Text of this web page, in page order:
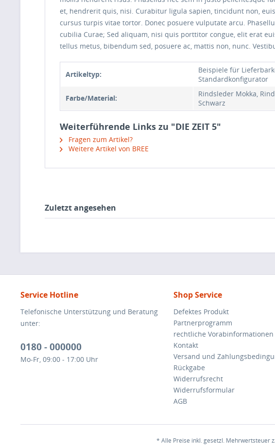
et, hendrerit quis, nisi. Curabitur ligula sapien, tincidunt non,
cursus turpis vitae tortor. Donec posuere vulputate arcu.
cubilia Curae; Sed aliquam, nisi quis porttitor congue, elit erat
tellus metus, bibendum sed, posuere ac, mattis non, nunc.
Artikeltyp:
Beispiele für
Standardkonfigurator
Farbe/Material:
Rindsleder Mokka,
Schwarz
Weiterführende Links zu "DIE ZEIT 5"
Fragen zum Artikel?
Weitere Artikel von BREE
Zuletzt angesehen
Service Hotline
Telefonische Unterstützung und Beratung
unter:
0180 - 000000
Mo-Fr, 09:00 - 17:00 Uhr
Shop Service
Defektes Produkt
Partnerprogramm
rechtliche Vorabinformationen
Kontakt
Versand und
Rückgabe
Widerrufsrecht
Widerrufsformular
AGB
* Alle Preise inkl. gesetzl. Mehrwertsteuer